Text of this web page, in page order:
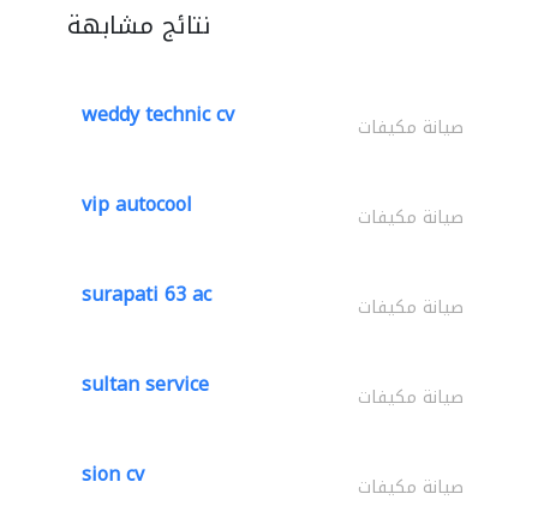
نتائج مشابهة
weddy technic cv صيانة مكيفات
vip autocool صيانة مكيفات
surapati 63 ac صيانة مكيفات
sultan service صيانة مكيفات
sion cv صيانة مكيفات